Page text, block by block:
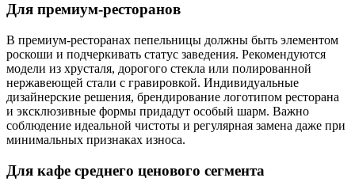
Для премиум-ресторанов
В премиум-ресторанах пепельницы должны быть элементом
роскоши и подчеркивать статус заведения. Рекомендуются
модели из хрусталя, дорогого стекла или полированной
нержавеющей стали с гравировкой. Индивидуальные
дизайнерские решения, брендирование логотипом ресторана
и эксклюзивные формы придадут особый шарм. Важно
соблюдение идеальной чистоты и регулярная замена даже при
минимальных признаках износа.
Для кафе среднего ценового сегмента